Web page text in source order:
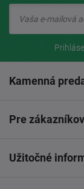
Kamenná
Pre zákazníkov
Užitočné